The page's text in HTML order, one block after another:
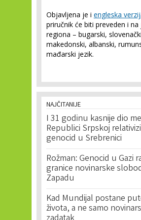
Objavljena je i engleska
priručnik će biti preveden i na
regiona – bugarski,
makedonski, albanski,
mađarski jezik.
NAJČITANIJE
I 31 godinu kasnije dio
Republici Srpskoj
genocid u Srebrenici
Rožman: Genocid u Gazi
granice novinarske
Zapadu
Kad Mundijal postane
života, a ne samo